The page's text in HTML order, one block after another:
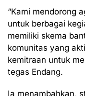
“Kami mendorong
untuk berbagai
memiliki skema
komunitas yang
kemitraan untuk
tegas Endang.
Ia menambahkan,